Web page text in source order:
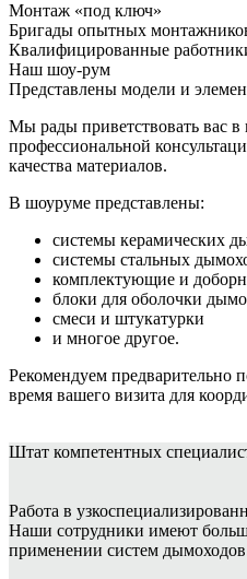
Монтаж «под ключ»
Бригады опытных
Квалифицированные
Наш шоу-рум
Представлены модели и
Мы рады приветствовать вас
профессиональной
качества материалов.
В шоуруме представлены:
системы керамических
системы стальных
комплектующие и
блоки для оболочки
смеси и штукатурки
и многое другое.
Рекомендуем предварительно
время вашего визита для
Штат компетентных
Работа в
Наши сотрудники имеют
применении систем